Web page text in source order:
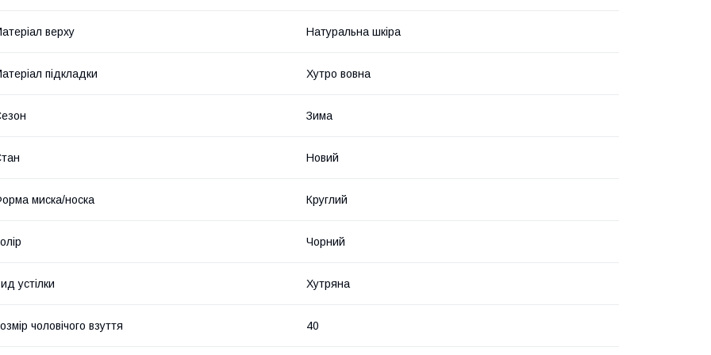
верху Натуральна шкіра
підкладки Хутро вовна
Зима
Новий
миска/носка Круглий
Чорний
устілки Хутряна
чоловічого взуття 40